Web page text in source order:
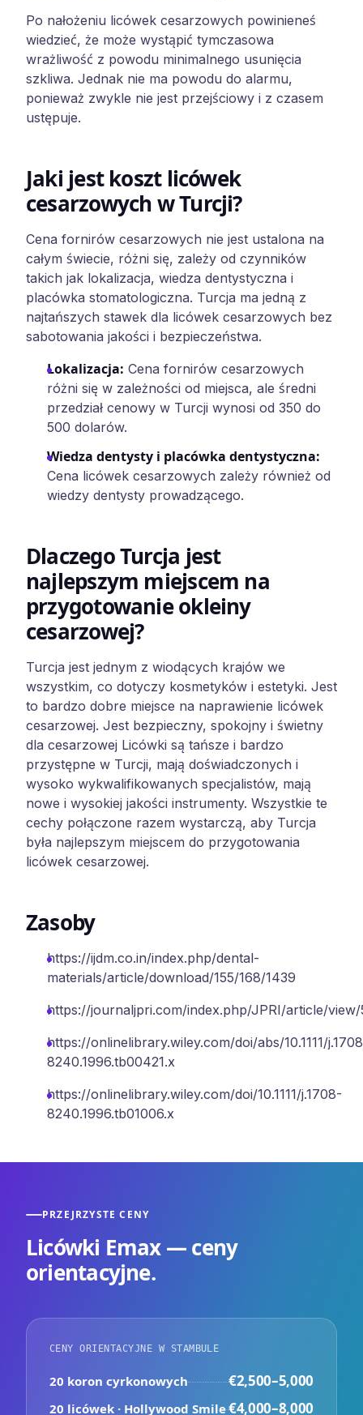
Po nałożeniu licówek cesarzowych powinieneś
wiedzieć, że może wystąpić tymczasowa
wrażliwość z powodu minimalnego usunięcia
szkliwa. Jednak nie ma powodu do alarmu,
ponieważ zwykle nie jest przejściowy i z czasem
ustępuje.
Jaki jest koszt licówek
cesarzowych w Turcji?
Cena fornirów cesarzowych nie jest ustalona na
całym świecie, różni się, zależy od czynników
takich jak lokalizacja, wiedza dentystyczna i
placówka stomatologiczna. Turcja ma jedną z
najtańszych stawek dla licówek cesarzowych bez
sabotowania jakości i bezpieczeństwa.
Lokalizacja: Cena fornirów cesarzowych
różni się w zależności od miejsca, ale średni
przedział cenowy w Turcji wynosi od 350 do
500 dolarów.
Wiedza dentysty i placówka dentystyczna:
Cena licówek cesarzowych zależy również od
wiedzy dentysty prowadzącego.
Dlaczego Turcja jest
najlepszym miejscem na
przygotowanie okleiny
cesarzowej?
Turcja jest jednym z wiodących krajów we
wszystkim, co dotyczy kosmetyków i estetyki. Jest
to bardzo dobre miejsce na naprawienie licówek
cesarzowej. Jest bezpieczny, spokojny i świetny
dla cesarzowej Licówki są tańsze i bardzo
przystępne w Turcji, mają doświadczonych i
wysoko wykwalifikowanych specjalistów, mają
nowe i wysokiej jakości instrumenty. Wszystkie te
cechy połączone razem wystarczą, aby Turcja
była najlepszym miejscem do przygotowania
licówek cesarzowej.
Zasoby
https://ijdm.co.in/index.php/dental-
materials/article/download/155/168/1439
https://journaljpri.com/index.php/JPRI/article/view/
https://onlinelibrary.wiley.com/doi/abs/10.1111/
8240.1996.tb00421.x
https://onlinelibrary.wiley.com/doi/10.1111/j.1708-
8240.1996.tb01006.x
PRZEJRZYSTE CENY
Licówki Emax — ceny
orientacyjne.
CENY ORIENTACYJNE W STAMBULE
20 koron cyrkonowych €2,500–5,000
20 licówek · Hollywood Smile€4,000–8,000